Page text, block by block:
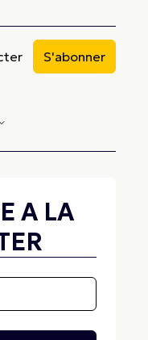
S'abonner
A LA